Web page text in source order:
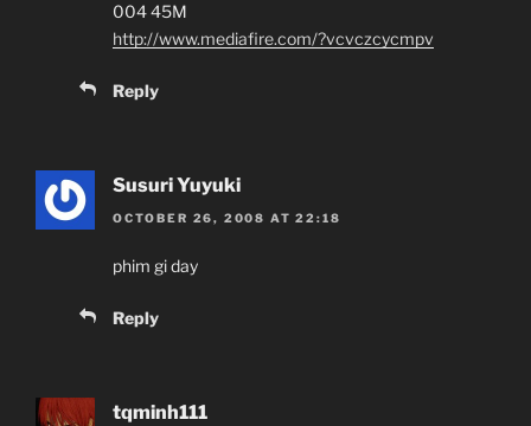
004 45M
http://www.mediafire.com/?vcvczcycmpv
Reply
Susuri Yuyuki
OCTOBER 26, 2008 AT 22:18
phim gi day
Reply
tqminh111